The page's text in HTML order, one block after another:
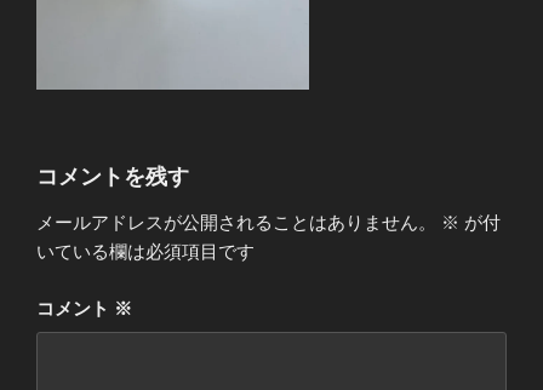
コメントを残す
メールアドレスが公開されることはありません。 ※ が付
いている欄は必須項目です
コメント ※